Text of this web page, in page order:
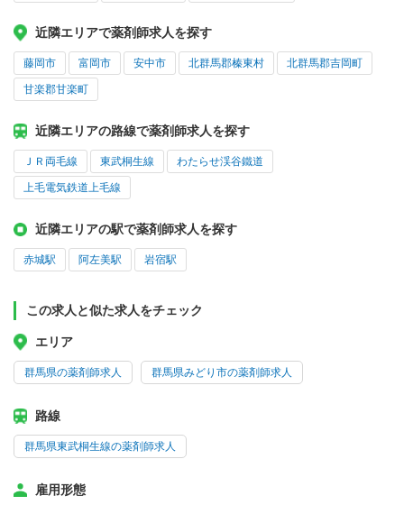
近隣エリアで薬剤師求人を探す
藤岡市 富岡市 安中市 北群馬郡榛東村 北群馬郡吉岡町
甘楽郡甘楽町
近隣エリアの路線で薬剤師求人を探す
ＪＲ両毛線 東武桐生線 わたらせ渓谷鐵道
上毛電気鉄道上毛線
近隣エリアの駅で薬剤師求人を探す
赤城駅 阿左美駅 岩宿駅
この求人と似た求人をチェック
エリア
群馬県の薬剤師求人 群馬県みどり市の薬剤師求人
路線
群馬県東武桐生線の薬剤師求人
雇用形態